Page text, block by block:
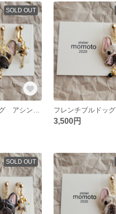
SOLD OUT
3,500円
SOLD OUT